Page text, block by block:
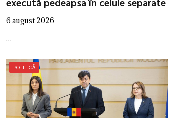
execută pedeapsa în celule separate
6 august 2026
…
POLITICĂ